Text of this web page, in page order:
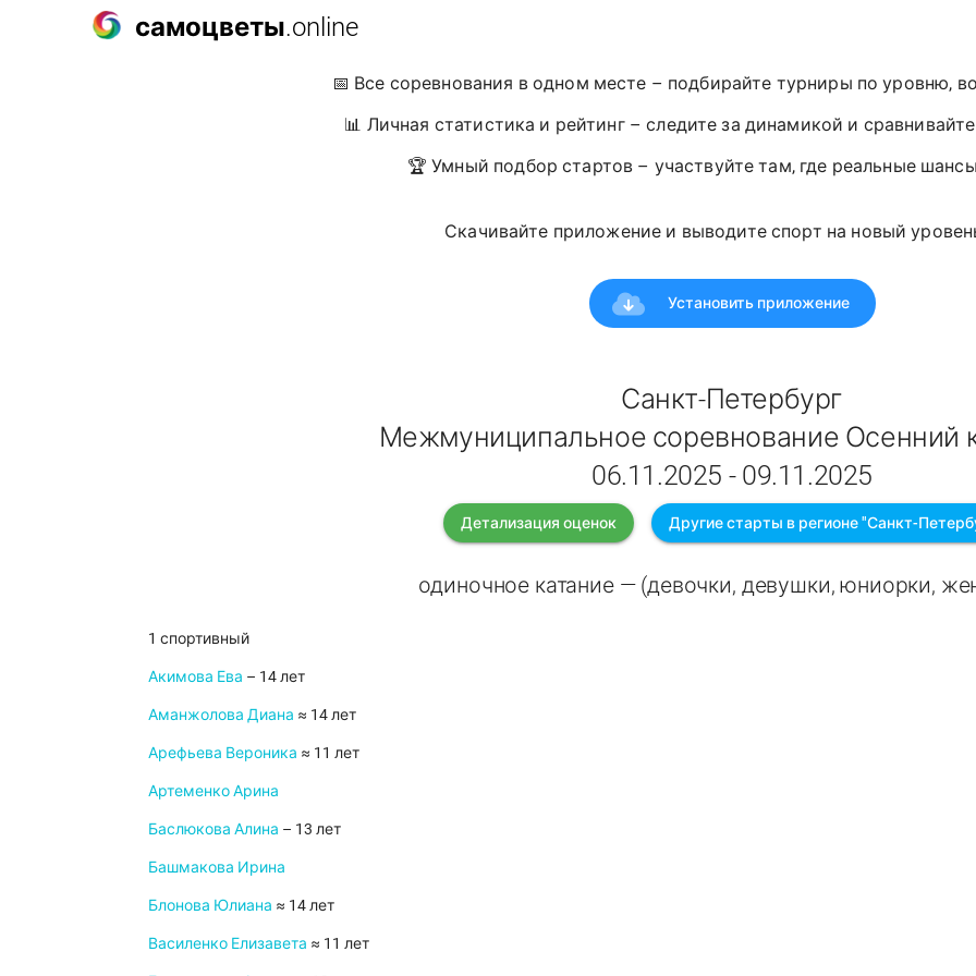
самоцветы.online
📅 Все соревнования в одном месте – подбирайте турниры по уровню,
📊 Личная статистика и рейтинг – следите за динамикой и
🏆 Умный подбор стартов – участвуйте там, где реальные
Скачивайте приложение и выводите спорт на новый
Установить приложение
Санкт-Петербург
Межмуниципальное соревнование Осенний
06.11.2025 - 09.11.2025
Детализация оценок Другие старты в регионе "Санкт-
одиночное катание — (девочки, девушки, юниорки,
1 спортивный
Акимова Ева – 14 лет
Аманжолова Диана ≈ 14 лет
Арефьева Вероника ≈ 11 лет
Артеменко Арина
Баслюкова Алина – 13 лет
Башмакова Ирина
Блонова Юлиана ≈ 14 лет
Василенко Елизавета ≈ 11 лет